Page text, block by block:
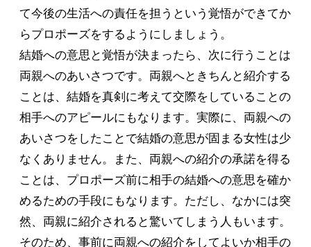
て今後の生活への責任を担うという覚悟ができてか
らプロポーズをするようにしましょう。
結婚への意思と覚悟が決まったら、次に行うことは
両親へのあいさつです。両親へときちんと紹介する
ことは、結婚を真剣に考えて交際をしていることの
相手へのアピールにもなります。実際に、両親への
あいさつをしたことで結婚の意思が固まる女性は少
なくありません。また、両親への紹介の承諾を得る
ことは、プロポーズ前に相手の結婚への意思を確か
めるための手段にもなります。ただし、なかには突
然、両親に紹介されると驚いてしまう人もいます。
そのため、事前に両親への紹介をしてよいか相手の